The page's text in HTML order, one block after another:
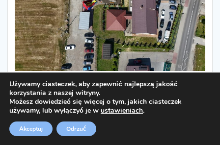
Używamy ciasteczek, aby zapewnić najlepszą jakość
korzystania z naszej witryny.
Możesz dowiedzieć się więcej o tym, jakich ciasteczek
używamy, lub wyłączyć je w ustawieniach.
Akceptuj Odrzuć